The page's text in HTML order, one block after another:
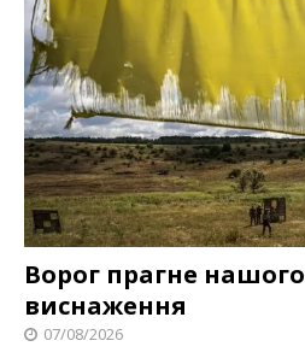
Ворог прагне
виснаження
07/08/2026